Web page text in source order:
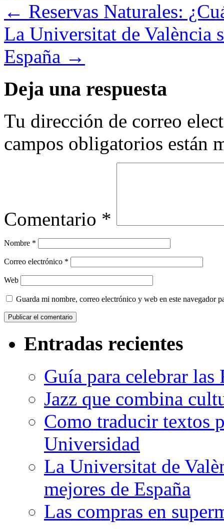
← Reservas Naturales:
La Universitat de València
España →
Deja una respuesta
Tu dirección de correo
campos obligatorios están
Comentario *
Nombre *
Correo electrónico *
Web
Guarda mi nombre, correo electrónico y web en este navegador
Entradas recientes
Guía para celebrar las
Jazz que combina
Como traducir textos
Universidad
La Universitat de
mejores de España
Las compras en